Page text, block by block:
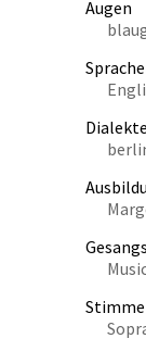
Augen
Dialekte
Stimme